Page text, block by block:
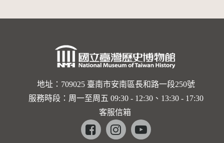
地址：709025 臺南市安南區長和路一段250號
服務時段：周一至周五 09:30 - 12:30、13:30 - 17:30
客服信箱
Facebookinstagramyoutube